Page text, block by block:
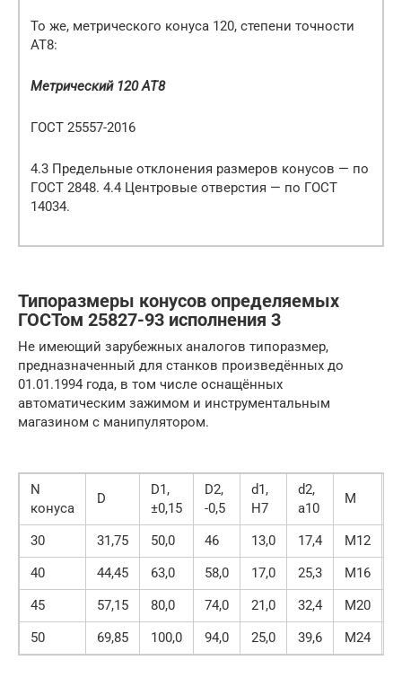
То же, метрического конуса 120, степени точности
АТ8:
Метрический 120 АТ8
ГОСТ 25557-2016
4.3 Предельные отклонения размеров конусов — по
ГОСТ 2848. 4.4 Центровые отверстия — по ГОСТ
14034.
Типоразмеры конусов определяемых
ГОСТом 25827-93 исполнения 3
Не имеющий зарубежных аналогов типоразмер,
предназначенный для станков произведённых до
01.01.1994 года, в том числе оснащённых
автоматическим зажимом и инструментальным
магазином с манипулятором.
N
конуса
D
D1,
±0,15
D2,
-0,5
d1,
H7
d2,
a10
M
30
31,75 50,0 46 13,0 17,4 М12
40
44,45 63,0 58,0 17,0 25,3 М16
45
57,15 80,0 74,0 21,0 32,4 М20
50
69,85 100,0 94,0 25,0 39,6 М24